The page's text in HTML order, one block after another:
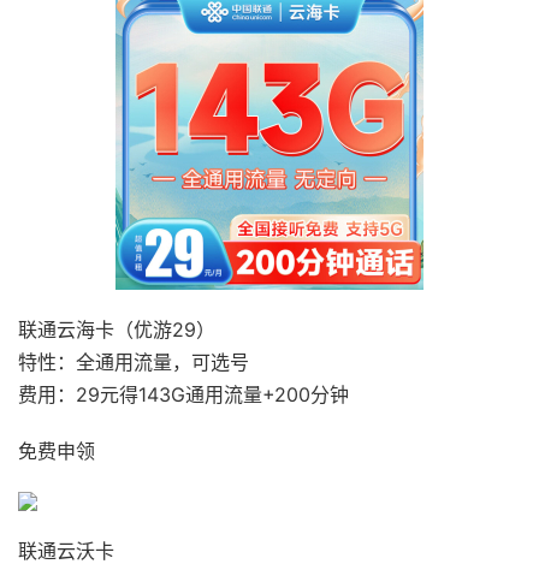
联通云海卡（优游29）
特性：全通用流量，可选号
费用：29元得143G通用流量+200分钟
免费申领
联通云沃卡